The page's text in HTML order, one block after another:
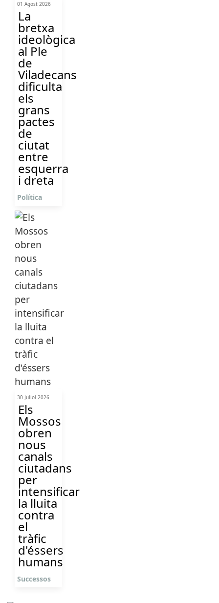
01 Agost 2026
La
bretxa
ideològica
al Ple
de
Viladecans
dificulta
els
grans
pactes
de
ciutat
entre
esquerra
i dreta
Política
30 Juliol 2026
Els
Mossos
obren
nous
canals
ciutadans
per
intensificar
la lluita
contra
el
tràfic
d'éssers
humans
Successos